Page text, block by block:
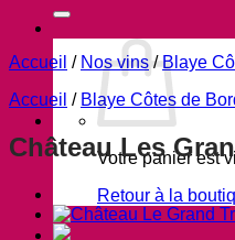
Votre panier est
Retour à la
Accueil / Nos vins / Blaye
Accueil / Blaye Côtes de
Château Les